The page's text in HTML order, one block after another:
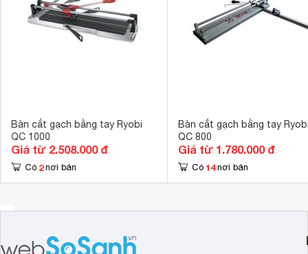
Bàn cắt gạch bằng tay Ryobi
QC 1000
Giá từ 2.508.000 đ
Có 2 nơi bán
Bàn cắt gạch bằng tay
QC 800
Giá từ 1.780.000 đ
Có 14 nơi bán